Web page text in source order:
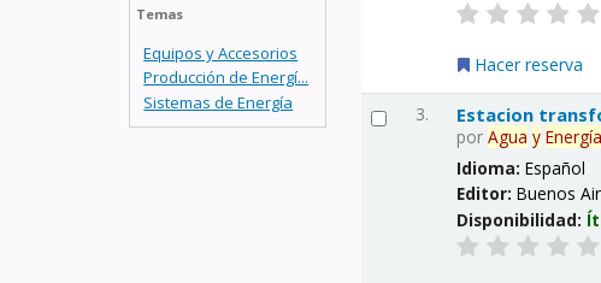
Temas
Equipos y Accesorios
Producción de Energí...
Sistemas de Energía
Hacer reserva
3. Estacion
porAgua y Energía
Idioma:Español
Editor:Buenos
Disponibilidad: